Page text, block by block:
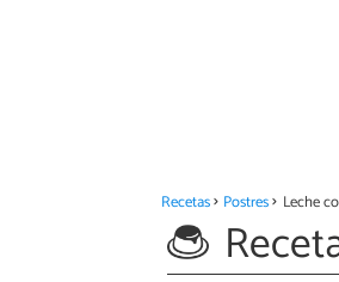
Recetas Postres Leche